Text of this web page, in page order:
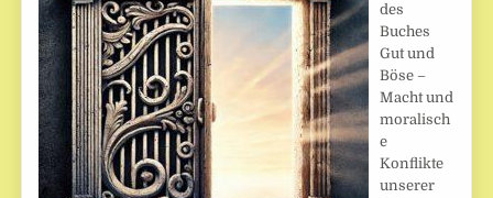
des
Buches
Gut und
Böse –
Macht und
moralisch
e
Konflikte
unserer